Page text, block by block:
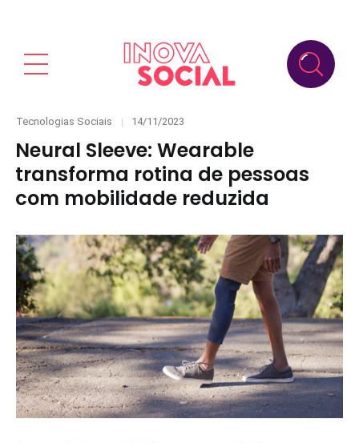
Categories
Tecnologias Sociais
Posted
14/11/2023
Neural Sleeve: Wearable
transforma rotina de pessoas
com mobilidade reduzida